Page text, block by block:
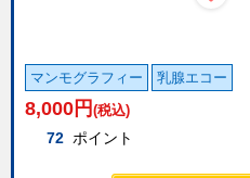
マンモグラフィー 乳腺エコー
8,000 円 (税込)
72 ポイント